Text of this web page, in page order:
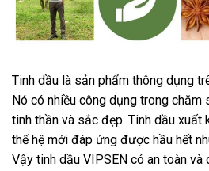
Tinh dầu là sản phẩm thông dụng
Nó có nhiều công dụng trong
tinh thần và sắc đẹp. Tinh dầu xuất
thế hệ mới đáp ứng được hầu hết
Vậy tinh dầu VIPSEN có an toàn